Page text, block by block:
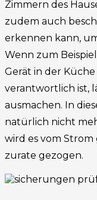
Zimmern des
zudem auch
erkennen kann,
Wenn zum
Gerät in der
verantwortlich ist,
ausmachen. In
natürlich nicht
wird es vom
zurate gezogen.